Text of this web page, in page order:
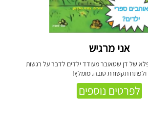
אני מרגיש
של דן שטאובר מעודד ילדים לדבר על רגשות
ולפתח תקשורת טובה. מומלץ!
לפרטים נוספים